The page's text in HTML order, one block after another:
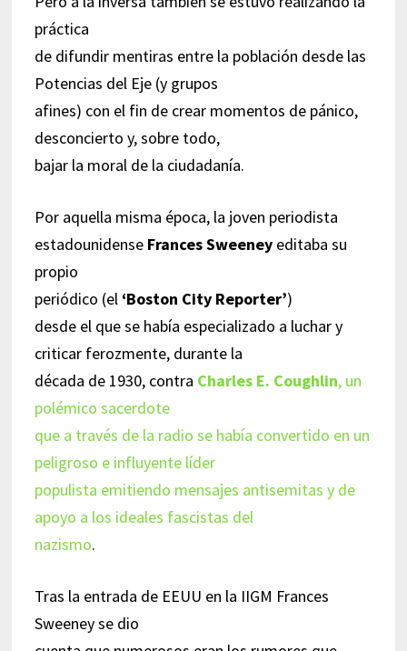
práctica
de difundir mentiras entre la población desde las
Potencias del Eje (y grupos
afines) con el fin de crear momentos de pánico,
desconcierto y, sobre todo,
bajar la moral de la ciudadanía.
Por aquella misma época, la joven periodista
estadounidense Frances Sweeneyeditaba su
propio
periódico (el ‘Boston City Reporter’)
desde el que se había especializado a luchar y
criticar ferozmente, durante la
década de 1930, contra Charles E. Coughlin, un
polémico sacerdote
que a través de la radio se había convertido en un
peligroso e influyente líder
populista emitiendo mensajes antisemitas y de
apoyo a los ideales fascistas del
nazismo.
Tras la entrada de EEUU en la IIGM Frances
Sweeney se dio